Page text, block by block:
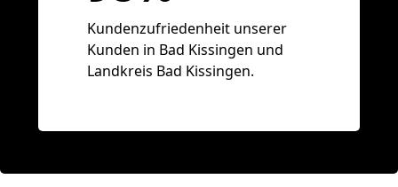
Kundenzufriedenheit unserer
Kunden in Bad Kissingen und
Landkreis Bad Kissingen.